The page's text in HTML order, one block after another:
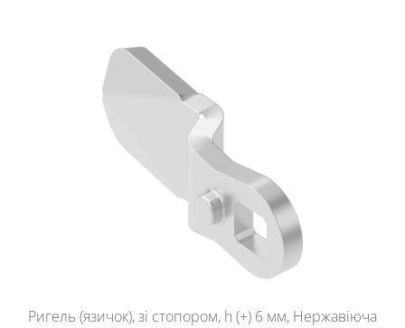
Ригель (язичок), зі стопором, h (+) 6 мм, Нержавіюча